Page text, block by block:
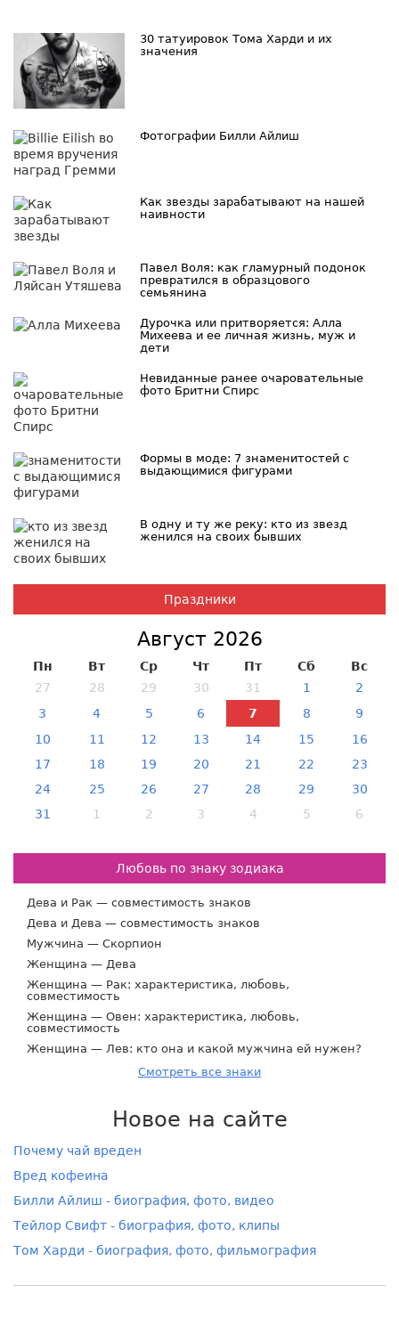
30 татуировок Тома Харди и их
значения
Фотографии Билли Айлиш
Как звезды зарабатывают на нашей
наивности
Павел Воля: как гламурный подонок
превратился в образцового
семьянина
Дурочка или притворяется: Алла
Михеева и ее личная жизнь, муж и
дети
Невиданные ранее очаровательные
фото Бритни Спирс
Формы в моде: 7 знаменитостей с
выдающимися фигурами
В одну и ту же реку: кто из звезд
женился на своих бывших
Праздники
Август 2026
Пн Вт Ср Чт Пт Сб
Вс
27
28 29 30 31 1
2
3
4 5 6 7 8
9
10
11 12 13 14 15
16
17
18 19 20 21 22
23
24
25 26 27 28 29
30
31
1 2 3 4 5 6
Любовь по знаку зодиака
Дева и Рак — совместимость знаков
Дева и Дева — совместимость знаков
Мужчина — Скорпион
Женщина — Дева
Женщина — Рак: характеристика, любовь,
совместимость
Женщина — Овен: характеристика, любовь,
совместимость
Женщина — Лев: кто она и какой мужчина ей нужен?
Смотреть все знаки
Новое на сайте
Почему чай вреден
Вред кофеина
Билли Айлиш - биография, фото, видео
Тейлор Свифт - биография, фото, клипы
Том Харди - биография, фото, фильмография